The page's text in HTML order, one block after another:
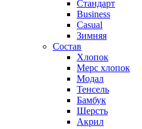
Стандарт
Business
Casual
Зимняя
Состав
Хлопок
Мерс хлопок
Модал
Тенсель
Бамбук
Шерсть
Акрил